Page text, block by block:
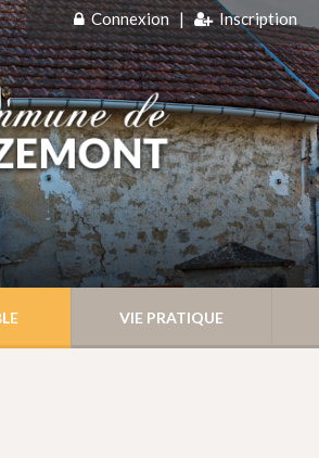
Connexion | Inscription
VIE PRATIQUE